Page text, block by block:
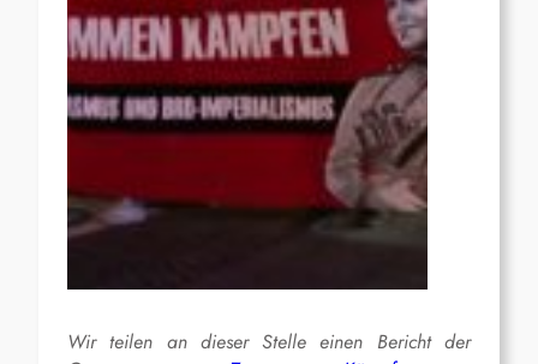
Wir teilen an dieser Stelle einen Bericht der